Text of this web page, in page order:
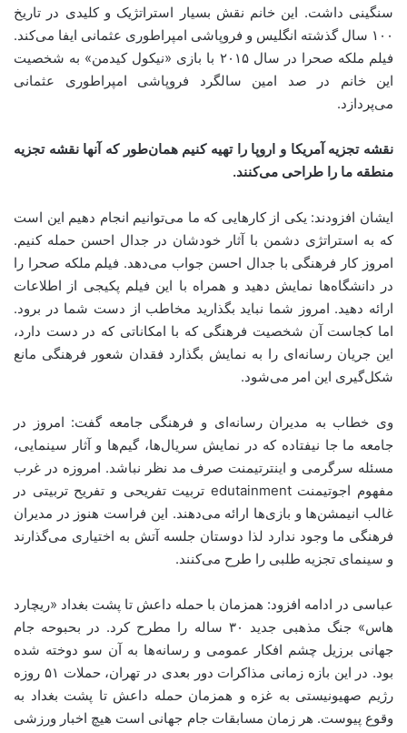
سنگینی داشت. این خانم نقش بسیار استراتژیک و کلیدی در تاریخ
۱۰۰ سال گذشته انگلیس و فروپاشی امپراطوری عثمانی ایفا می‌کند.
فیلم ملکه صحرا در سال ۲۰۱۵ با بازی «نیکول کیدمن» به شخصیت
این خانم در صد امین سالگرد فروپاشی امپراطوری عثمانی
می‌پردازد.
نقشه تجزیه آمریکا و اروپا را تهیه کنیم همان‌طور که آنها نقشه تجزیه
منطقه ما را طراحی می‌کنند.
ایشان افزودند: یکی از کارهایی که ما می‌توانیم انجام دهیم این است
که به استراتژی دشمن با آثار خودشان در جدال احسن حمله کنیم.
امروز کار فرهنگی با جدال احسن جواب می‌دهد. فیلم ملکه صحرا را
در دانشگاه‌ها نمایش دهید و همراه با این فیلم پکیجی از اطلاعات
ارائه دهید. امروز شما نباید بگذارید مخاطب از دست شما در برود.
اما کجاست آن شخصیت فرهنگی که با امکاناتی که در دست دارد،
این جریان رسانه‌ای را به نمایش بگذارد فقدان شعور فرهنگی مانع
شکل‌گیری این امر می‌شود.
وی خطاب به مدیران رسانه‌ای و فرهنگی جامعه گفت: امروز در
جامعه ما جا نیفتاده که در نمایش سریال‌ها، گیم‌ها و آثار سینمایی،
مسئله سرگرمی و اینترتیمنت صرف مد نظر نباشد. امروزه در غرب
مفهوم اجوتیمنت edutainment تربیت تفریحی و تفریح تربیتی در
غالب انیمشن‌ها و بازی‌ها ارائه می‌دهند. این فراست هنوز در مدیران
فرهنگی ما وجود ندارد لذا دوستان جلسه آتش به اختیاری می‌گذارند
و سینمای تجزیه‌ طلبی را طرح می‌کنند.
عباسی در ادامه افزود: همزمان با حمله داعش تا پشت بغداد «ریچارد
هاس» جنگ مذهبی جدید ۳۰ ساله را مطرح کرد. در بحبوحه جام
جهانی برزیل چشم افکار عمومی و رسانه‌ها به آن سو دوخته شده
بود. در این بازه زمانی مذاکرات دور بعدی در تهران، حملات ۵۱ روزه
رژیم صهیونیستی به غزه و همزمان حمله داعش تا پشت بغداد به
وقوع پیوست. هر زمان مسابقات جام جهانی است هیچ اخبار ورزشی